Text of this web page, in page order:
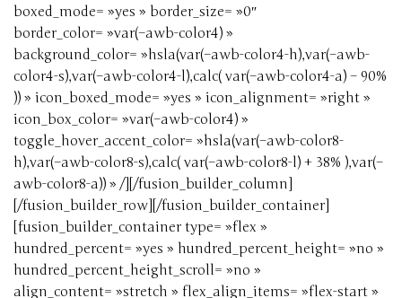
boxed_mode= »yes » border_size= »0″
border_color= »var(–awb-color4) »
background_color= »hsla(var(–awb-color4-h),var(–awb-
color4-s),var(–awb-color4-l),calc( var(–awb-color4-a) – 90%
)) » icon_boxed_mode= »yes » icon_alignment= »right »
icon_box_color= »var(–awb-color4) »
toggle_hover_accent_color= »hsla(var(–awb-color8-
h),var(–awb-color8-s),calc( var(–awb-color8-l) + 38% ),var(–
awb-color8-a)) » /][/fusion_builder_column]
[/fusion_builder_row][/fusion_builder_container]
[fusion_builder_container type= »flex »
hundred_percent= »yes » hundred_percent_height= »no »
hundred_percent_height_scroll= »no »
align_content= »stretch » flex_align_items= »flex-start »